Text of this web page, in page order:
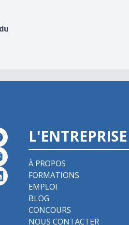
du Gruyère
L'ENTREPRISE
À PROPOS
FORMATIONS
EMPLOI
BLOG
CONCOURS
NOUS CONTACTER